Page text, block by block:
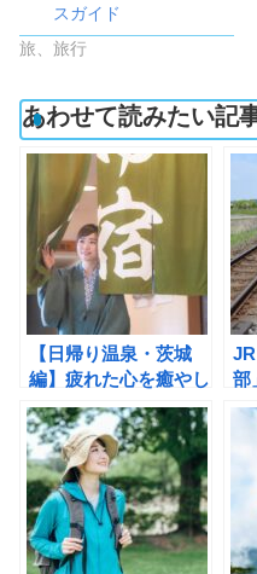
スガイド
旅、旅行
あわせて読みたい記
【日帰り温泉・茨城
編】疲れた心を癒やし
ましょう。明日からま
た頑張るために！
部